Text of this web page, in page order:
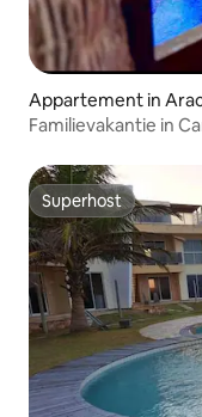
Appartement in
Familievakantie in
Superhost
Superhost